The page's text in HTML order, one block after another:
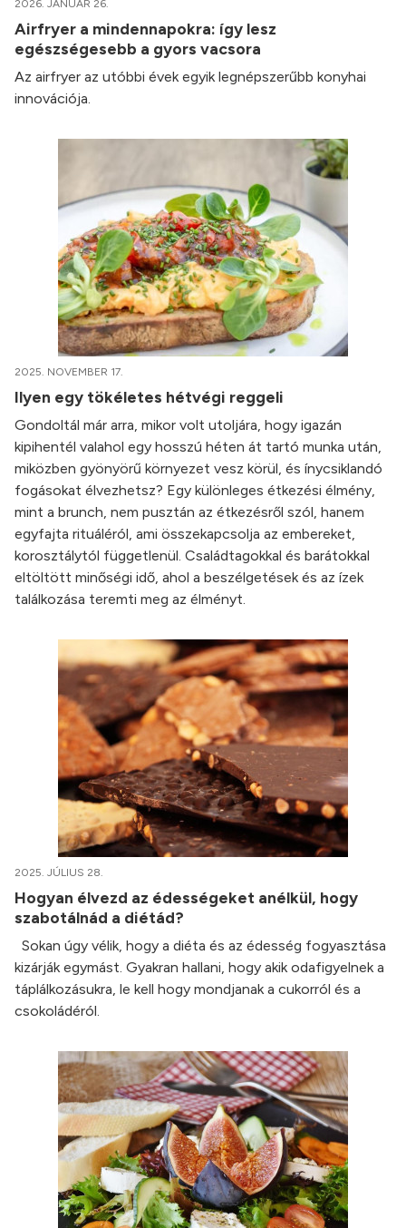
2026. JANUÁR 26.
Airfryer a mindennapokra: így lesz
egészségesebb a gyors vacsora
Az airfryer az utóbbi évek egyik legnépszerűbb konyhai
innovációja.
2025. NOVEMBER 17.
Ilyen egy tökéletes hétvégi reggeli
Gondoltál már arra, mikor volt utoljára, hogy igazán
kipihentél valahol egy hosszú héten át tartó munka után,
miközben gyönyörű környezet vesz körül, és ínycsiklandó
fogásokat élvezhetsz? Egy különleges étkezési élmény,
mint a brunch, nem pusztán az étkezésről szól, hanem
egyfajta rituáléról, ami összekapcsolja az embereket,
korosztálytól függetlenül. Családtagokkal és barátokkal
eltöltött minőségi idő, ahol a beszélgetések és az ízek
találkozása teremti meg az élményt.
2025. JÚLIUS 28.
Hogyan élvezd az édességeket anélkül, hogy
szabotálnád a diétád?
Sokan úgy vélik, hogy a diéta és az édesség fogyasztása
kizárják egymást. Gyakran hallani, hogy akik odafigyelnek a
táplálkozásukra, le kell hogy mondjanak a cukorról és a
csokoládéról.